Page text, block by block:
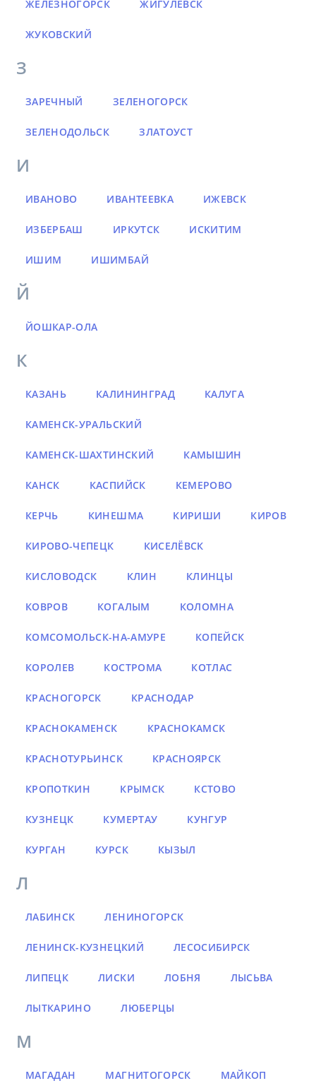
ЖЕЛЕЗНОГОРСК ЖИГУЛЕВСК
ЖУКОВСКИЙ
З
ЗАРЕЧНЫЙ ЗЕЛЕНОГОРСК
ЗЕЛЕНОДОЛЬСК ЗЛАТОУСТ
И
ИВАНОВО ИВАНТЕЕВКА ИЖЕВСК
ИЗБЕРБАШ ИРКУТСК ИСКИТИМ
ИШИМ ИШИМБАЙ
Й
ЙОШКАР-ОЛА
К
КАЗАНЬ КАЛИНИНГРАД КАЛУГА
КАМЕНСК-УРАЛЬСКИЙ
КАМЕНСК-ШАХТИНСКИЙ КАМЫШИН
КАНСК КАСПИЙСК КЕМЕРОВО
КЕРЧЬ КИНЕШМА КИРИШИ КИРОВ
КИРОВО-ЧЕПЕЦК КИСЕЛЁВСК
КИСЛОВОДСК КЛИН КЛИНЦЫ
КОВРОВ КОГАЛЫМ КОЛОМНА
КОМСОМОЛЬСК-НА-АМУРЕ КОПЕЙСК
КОРОЛЕВ КОСТРОМА КОТЛАС
КРАСНОГОРСК КРАСНОДАР
КРАСНОКАМЕНСК КРАСНОКАМСК
КРАСНОТУРЬИНСК КРАСНОЯРСК
КРОПОТКИН КРЫМСК КСТОВО
КУЗНЕЦК КУМЕРТАУ КУНГУР
КУРГАН КУРСК КЫЗЫЛ
Л
ЛАБИНСК ЛЕНИНОГОРСК
ЛЕНИНСК-КУЗНЕЦКИЙ ЛЕСОСИБИРСК
ЛИПЕЦК ЛИСКИ ЛОБНЯ ЛЫСЬВА
ЛЫТКАРИНО ЛЮБЕРЦЫ
М
МАГАДАН МАГНИТОГОРСК МАЙКОП